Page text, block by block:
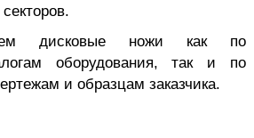
дисковые ножи как по
оборудования, так и по
и образцам заказчика.